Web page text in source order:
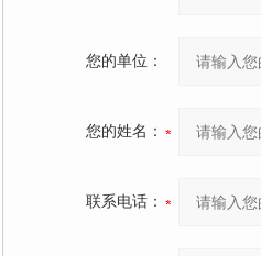
您的单位：
您的姓名：
联系电话：